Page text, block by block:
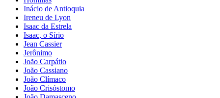
Inácio de Antioquia
Ireneu de Lyon
Isaac da Estrela
Isaac, o Sírio
Jean Cassier
Jerônimo
João Carpátio
João Cassiano
João Clímaco
João Crisóstomo